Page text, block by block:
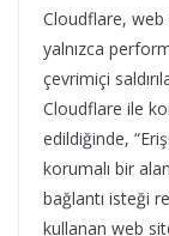
Cloudflare, web
yalnızca
çevrimiçi
Cloudflare ile
edildiğinde,
korumalı bir
bağlantı isteği
kullanan web